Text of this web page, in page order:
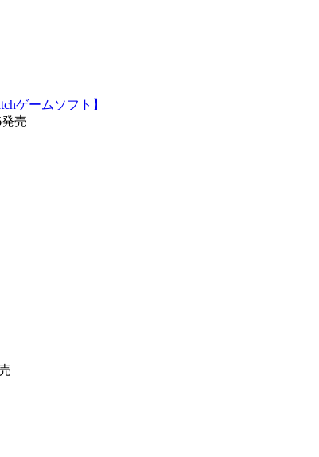
ゲームソフト】
売